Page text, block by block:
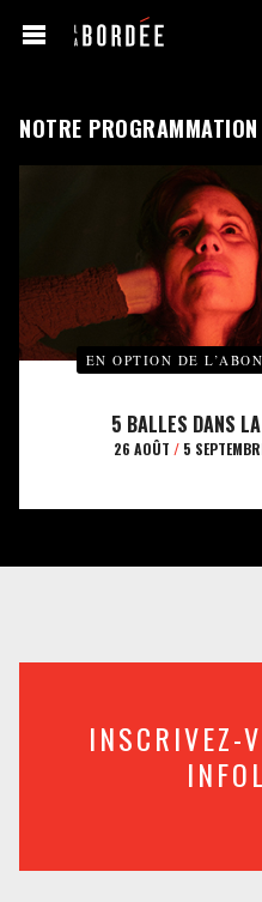
NOTRE PROGRAMMATION
EN OPTION DE
5 BALLES DANS
26 AOÛT /5
INSCRIVEZ-